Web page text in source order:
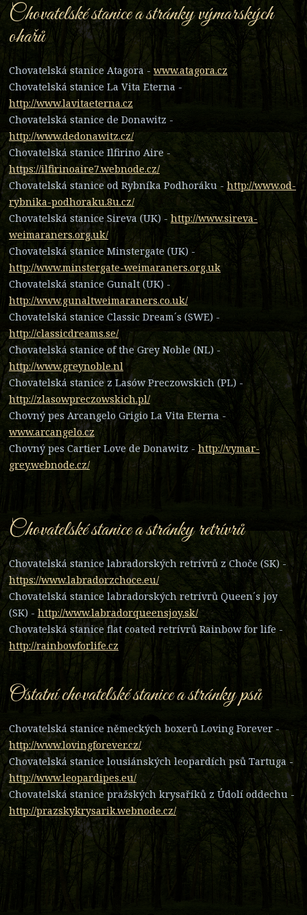
Chovatelské stanice a stránky výmarských
ohařů
Chovatelská stanice Atagora - www.atagora.cz
Chovatelská stanice La Vita Eterna -
http://www.lavitaeterna.cz
Chovatelská stanice de Donawitz -
http://www.dedonawitz.cz/
Chovatelská stanice Ilfirino Aire -
https://ilfirinoaire7.webnode.cz/
Chovatelská stanice od Rybníka Podhoráku - http://www.od-
rybnika-podhoraku.8u.cz/
Chovatelská stanice Sireva (UK) - http://www.sireva-
weimaraners.org.uk/
Chovatelská stanice Minstergate (UK) -
http://www.minstergate-weimaraners.org.uk
Chovatelská stanice Gunalt (UK) -
http://www.gunaltweimaraners.co.uk/
Chovatelská stanice Classic Dream´s (SWE) -
http://classicdreams.se/
Chovatelská stanice of the Grey Noble (NL) -
http://www.greynoble.nl
Chovatelská stanice z Lasów Preczowskich (PL) -
http://zlasowpreczowskich.pl/
Chovný pes Arcangelo Grigio La Vita Eterna -
www.arcangelo.cz
Chovný pes Cartier Love de Donawitz - http://vymar-
grey.webnode.cz/
Chovatelské stanice a stránky retrívrů
Chovatelská stanice labradorských retrívrů z Choče (SK) -
https://www.labradorzchoce.eu/
Chovatelská stanice labradorských retrívrů Queen´s joy
(SK) - http://www.labradorqueensjoy.sk/
Chovatelská stanice flat coated retrívrů Rainbow for life -
http://rainbowforlife.cz
Ostatní chovatelské stanice a stránky psů
Chovatelská stanice německých boxerů Loving Forever -
http://www.lovingforever.cz/
Chovatelská stanice lousiánských leopardích psů Tartuga -
http://www.leopardipes.eu/
Chovatelská stanice pražských krysaříků z Údolí oddechu -
http://prazskykrysarik.webnode.cz/